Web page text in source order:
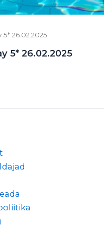
26.02.2025
5* 26.02.2025